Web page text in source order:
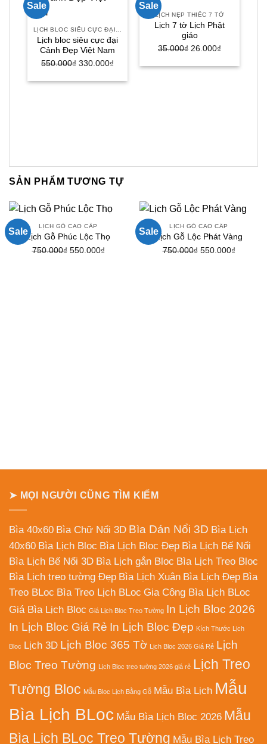
Sale
Lịch bloc siêu cực đại
Cảnh Đẹp Việt Nam
550.000₫ Giá
330.000₫
Sale
LỊCH NẸP THIẾC 7 TỜ
Lịch 7 tờ Lịch Phật
giáo
35.000₫ Giá
26.000₫
SẢN PHẨM TƯƠNG TỰ
Sale
LỊCH GỖ CAO CẤP
Lịch Gỗ Phúc Lộc Thọ
750.000₫ Giá
550.000₫
Sale
LỊCH GỖ CAO CẤP
Lịch Gỗ Lộc Phát Vàng
750.000₫ Giá
550.000₫
➤ MỌI NGƯỜI CŨNG TÌM KIẾM
Bìa 40x60 Bìa Chữ Nổi 3D Bìa Dán Nổi 3D Bìa Lịch
40x60 Bìa Lịch Bloc Bìa Lịch Bloc Đẹp Bìa Lịch Bế Nổi
Bìa Lịch Bế Nổi 3D Bìa Lịch gắn Bloc Bìa Lịch Treo Bloc
Bìa Lịch treo tường Đẹp Bìa Lịch Xuân Bìa Lịch Đẹp Bìa
Treo BLoc Bìa Treo Lịch BLoc Gia Công Bìa Lịch BLoc
Giá Bìa Lịch Bloc Giá Lịch Bloc Treo Tường In Lịch Bloc 2026
In Lịch Bloc Giá Rẻ In Lịch Bloc Đẹp Kích Thước Lịch
Bloc Lịch 3D Lịch Bloc 365 Tờ Lịch Bloc 2026 Giá Rẻ Lịch
Bloc Treo Tường Lịch Bloc treo tường 2026 giá rẻ Lịch Treo
Tường Bloc Mẫu Bloc Lịch Bằng Gỗ Mẫu Bìa Lịch Mẫu
Bìa Lịch BLoc Mẫu Bìa Lịch Bloc 2026 Mẫu
Bìa Lịch BLoc Treo Tường Mẫu Bìa Lịch Treo